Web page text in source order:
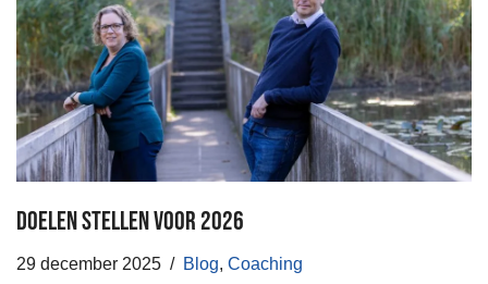
Doelen stellen voor 2026
29 december 2025 Blog, Coaching